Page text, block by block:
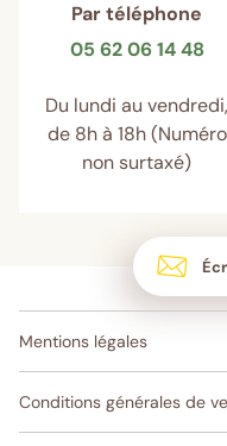
Par téléphone
05 62 06 14 48
Du lundi au vendredi,
de 8h à 18h (Numéro
non surtaxé)
Mentions légales
Conditions générales de